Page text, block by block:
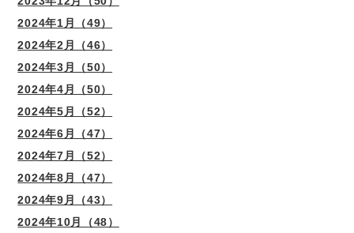
2024年1月（49）
2024年2月（46）
2024年3月（50）
2024年4月（50）
2024年5月（52）
2024年6月（47）
2024年7月（52）
2024年8月（47）
2024年9月（43）
2024年10月（48）